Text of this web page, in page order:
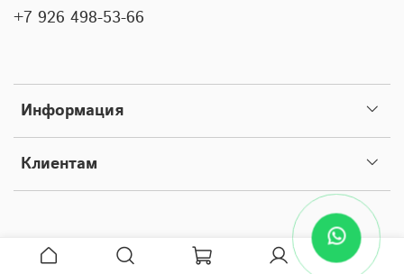
Информация
Клиентам
+7 926 498-53-66